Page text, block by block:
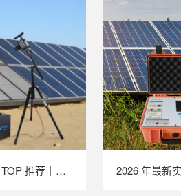
2026 年最新 TOP 推荐｜便携式 EL 检测仪实力排行，LAILX LXG50 深度测评